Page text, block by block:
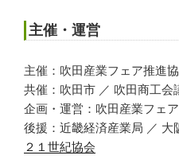
主催・運営
主催：吹田産業フェア推進
共催：吹田市 ／ 吹田商工会
企画・運営：吹田産業フェ
後援：近畿経済産業局 ／ 大
２１世紀協会